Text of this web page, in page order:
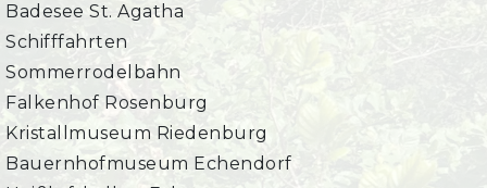
Badesee St. Agatha
Schifffahrten
Sommerrodelbahn
Falkenhof Rosenburg
Kristallmuseum Riedenburg
Bauernhofmuseum Echendorf